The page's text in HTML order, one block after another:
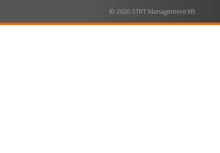
© 2026 STRT Management Kft.